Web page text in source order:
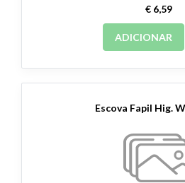
€ 6,59
ADICIONAR
Escova Fapil Hig.